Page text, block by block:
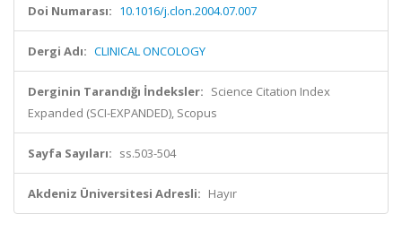
Doi Numarası: 10.1016/j.clon.2004.07.007
Dergi Adı: CLINICAL ONCOLOGY
Derginin Tarandığı İndeksler: Science Citation Index
Expanded (SCI-EXPANDED), Scopus
Sayfa Sayıları: ss.503-504
Akdeniz Üniversitesi Adresli: Hayır